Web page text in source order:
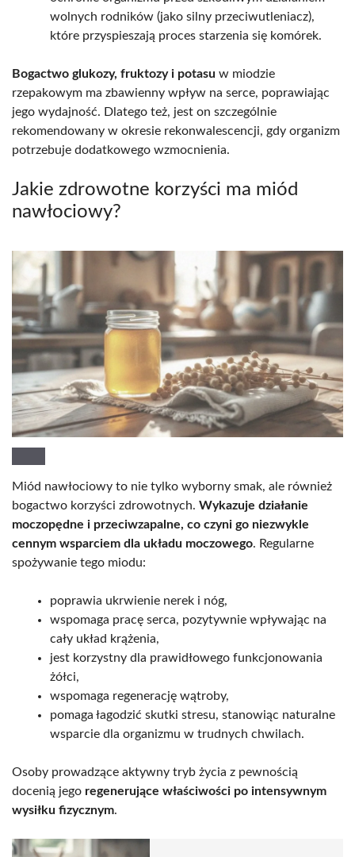
wolnych rodników (jako silny przeciwutleniacz),
które przyspieszają proces starzenia się komórek.
Bogactwo glukozy, fruktozy i potasu w miodzie
rzepakowym ma zbawienny wpływ na serce, poprawiając
jego wydajność. Dlatego też, jest on szczególnie
rekomendowany w okresie rekonwalescencji, gdy organizm
potrzebuje dodatkowego wzmocnienia.
Jakie zdrowotne korzyści ma miód
nawłociowy?
Miód nawłociowy to nie tylko wyborny smak, ale również
bogactwo korzyści zdrowotnych. Wykazuje działanie
moczopędne i przeciwzapalne, co czyni go niezwykle
cennym wsparciem dla układu moczowego. Regularne
spożywanie tego miodu:
poprawia ukrwienie nerek i nóg,
wspomaga pracę serca, pozytywnie wpływając na
cały układ krążenia,
jest korzystny dla prawidłowego funkcjonowania
żółci,
wspomaga regenerację wątroby,
pomaga łagodzić skutki stresu, stanowiąc naturalne
wsparcie dla organizmu w trudnych chwilach.
Osoby prowadzące aktywny tryb życia z pewnością
docenią jego regenerujące właściwości po intensywnym
wysiłku fizycznym.